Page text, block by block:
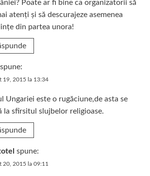
Poate ar fi bine ca organizatorii să
atenți și să descurajeze asemenea
din partea unora!
spune:
19, 2015 la 13:34
Ungariei este o rugăciune,de asta se
la sfîrsitul slujbelor religioase.
spune:
20, 2015 la 09:11